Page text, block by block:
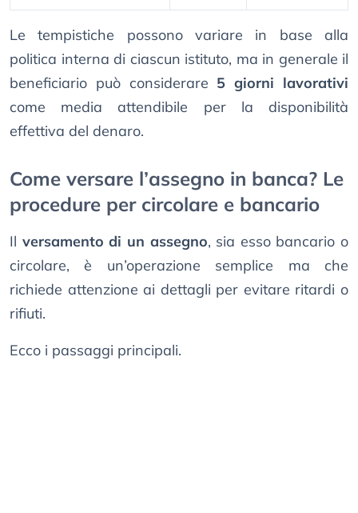
Le tempistiche possono variare in base alla
politica interna di ciascun istituto, ma in generale il
beneficiario può considerare 5 giorni lavorativi
come media attendibile per la disponibilità
effettiva del denaro.
Come versare l’assegno in banca? Le
procedure per circolare e bancario
Il versamento di un assegno, sia esso bancario o
circolare, è un’operazione semplice ma che
richiede attenzione ai dettagli per evitare ritardi o
rifiuti.
Ecco i passaggi principali.